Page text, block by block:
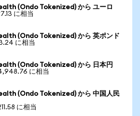
(Ondo Tokenized) から ユーロ
に相当
(Ondo Tokenized) から 英ポンド
に相当
(Ondo Tokenized) から 日本円
に相当
(Ondo Tokenized) から 中国人民
に相当